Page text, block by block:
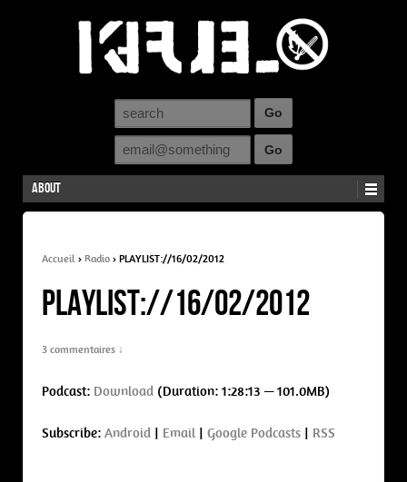
About
Accueil › Radio › PLAYLIST://16/02/2012
PLAYLIST://16/02/2012
3 commentaires ↓
Podcast: Download (Duration: 1:28:13 — 101.0MB)
Subscribe: Android Email Google Podcasts RSS